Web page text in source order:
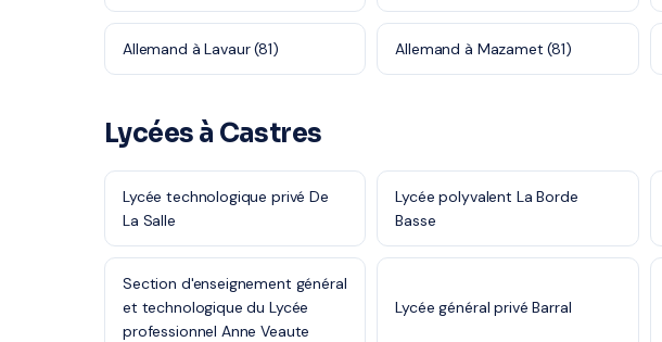
Allemand à Lavaur (81) Allemand à Mazamet (81)
Lycées à Castres
Lycée technologique privé De
La Salle
Lycée polyvalent La Borde
Basse
Section d'enseignement général
et technologique du Lycée
professionnel Anne Veaute
Lycée général privé Barral